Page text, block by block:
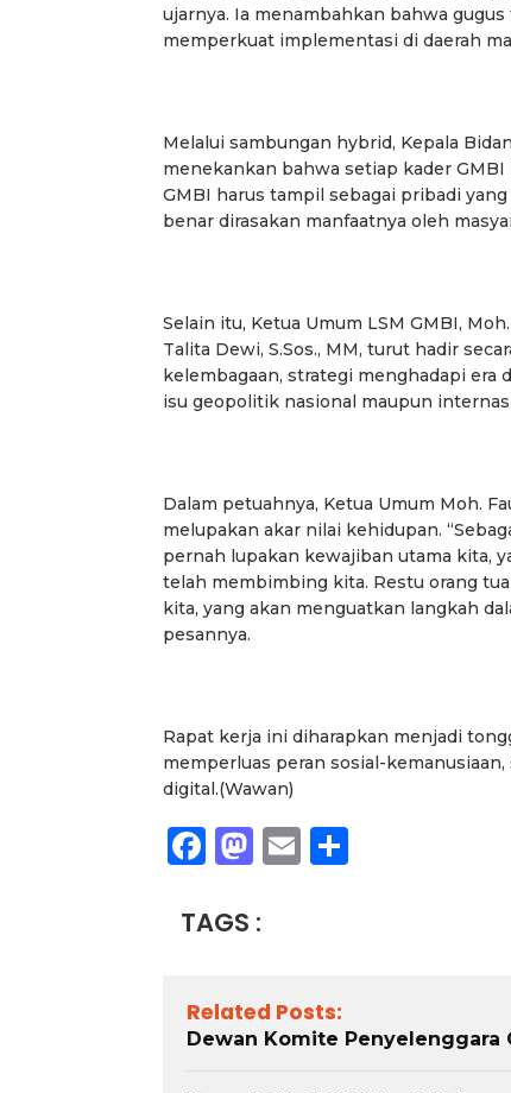
ujarnya. Ia menambahkan bahwa
memperkuat implementasi di daerah
Melalui sambungan hybrid, Kepala
menekankan bahwa setiap kader
GMBI harus tampil sebagai pribadi
benar dirasakan manfaatnya oleh
Selain itu, Ketua Umum LSM GMBI,
Talita Dewi, S.Sos., MM, turut hadir
kelembagaan, strategi menghadapi era
isu geopolitik nasional maupun
Dalam petuahnya, Ketua Umum Moh.
melupakan akar nilai kehidupan.
pernah lupakan kewajiban utama kita,
telah membimbing kita. Restu orang
kita, yang akan menguatkan langkah
pesannya.
Rapat kerja ini diharapkan menjadi
memperluas peran sosial-
digital.(Wawan)
Facebook
Mastodon
Email
TAGS :
Related Posts:
Dewan Komite Penyelenggara